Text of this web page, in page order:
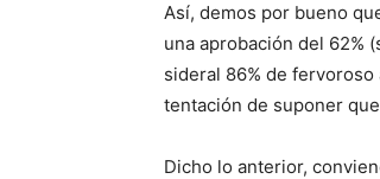
Así, demos por bueno
una aprobación del 62%
sideral 86% de fervoroso
tentación de suponer
Dicho lo anterior,